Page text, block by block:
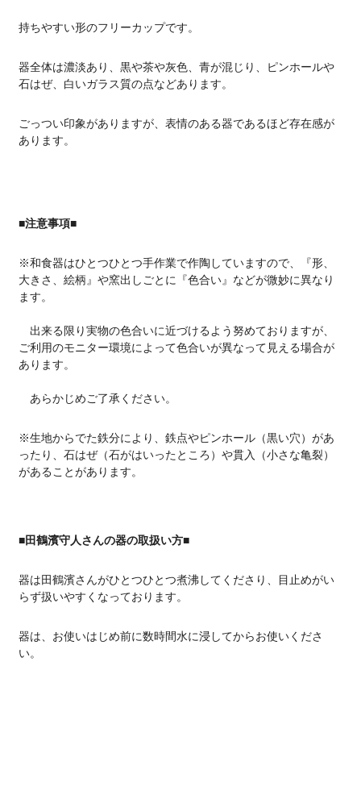
持ちやすい形のフリーカップです。
器全体は濃淡あり、黒や茶や灰色、青が混じり、ピンホールや
石はぜ、白いガラス質の点などあります。
ごっつい印象がありますが、表情のある器であるほど存在感が
あります。
■注意事項■
※和食器はひとつひとつ手作業で作陶していますので、『形、
大きさ、絵柄』や窯出しごとに『色合い』などが微妙に異なり
ます。
出来る限り実物の色合いに近づけるよう努めておりますが、
ご利用のモニター環境によって色合いが異なって見える場合が
あります。
あらかじめご了承ください。
※生地からでた鉄分により、鉄点やピンホール（黒い穴）があ
ったり、石はぜ（石がはいったところ）や貫入（小さな亀裂）
があることがあります。
■田鶴濱守人さんの器の取扱い方■
器は田鶴濱さんがひとつひとつ煮沸してくださり、目止めがい
らず扱いやすくなっております。
器は、お使いはじめ前に数時間水に浸してからお使いくださ
い。